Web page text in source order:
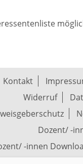
Kontakt
Widerruf
Dozent/ -
-innen